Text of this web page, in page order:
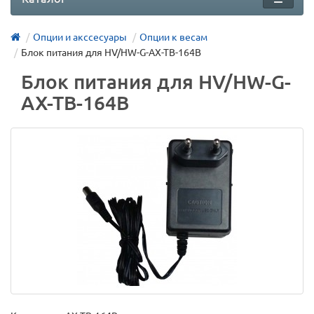
Опции и акссесуары
Опции к весам
Блок питания для HV/HW-G-AX-TB-164B
Блок питания для HV/HW-G-
AX-TB-164B